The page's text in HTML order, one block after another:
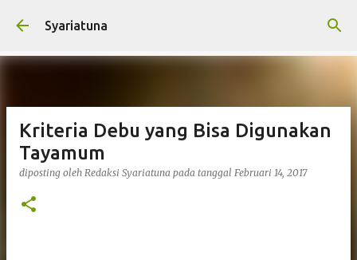
Langsung ke konten utama
Syariatuna
Kriteria Debu yang Bisa Digunakan
Tayamum
diposting oleh Redaksi Syariatuna pada tanggal Februari 14, 2017